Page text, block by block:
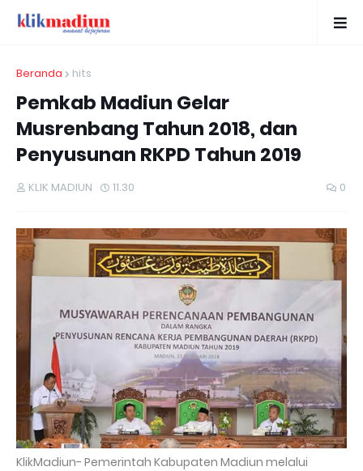
Beranda hits
Pemkab Madiun Gelar
Musrenbang Tahun 2018, dan
Penyusunan RKPD Tahun 2019
KLIK MADIUN 11.30 0
KlikMadiun- Pemerintah Kabupaten Madiun melalui